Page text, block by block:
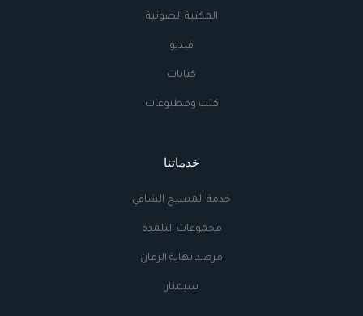
المكتبة الصوتية
فيديو
كتابات
كتب ومطبوعات
خدماتنا
خدمة المسيح الشافي
مجموعات التلمذة
مرصد نهاية الزمان
سيمنار